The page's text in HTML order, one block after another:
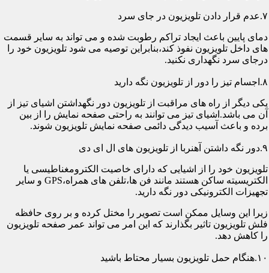
۷.عدم قرار دادن تلویزیون در جای سرد
دمای پایین باعث ایجاد تراکم رطوبت شده و می تواند به سایر قسمت
های داخل تلویزیون نفوذ کند،بنابراین توصیه می شود تلویزیون خود را
درجای سرد نگهداری نکنید.
۸.اجسام تیز را دور از تلویزیون نگه دارید
یکی دیگر از راه های مراقبت از تلویزیون دور نگهداشتن اشیای تیز از
آن می باشد.اشیای تیز می توانند به راحتی صفحه نمایش را از بین
برده و باعث آسیب دیدگی دائمی صفحه نمایش تلویزیون شوند.
۹.دور نگه داشتن آهنربا از تلویزیون های ال ای دی
تلویزیون خود را از اشیایی که دارای خاصیت الکترومغناطیسی یا
الکتریسیته ساکن هستند مانند فن ها،تلفن های همراه،GPS و سایر
تجهیزات الکترونیکی دور نگه دارید.
زیرا این وسایل ممکن است تصویر را مختل کرده و بر روی حافظه
فلش تلویزیون تاثیر بگذارند که این امر می تواند عمر صفحه تلویزیون
را کاهش دهد.
۱۰.هنگام حمل تلویزیون بسیار محتاط باشید